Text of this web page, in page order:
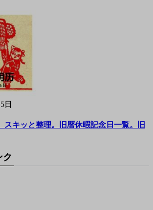
日
スキッと整理。旧暦休暇記念日一覧。旧
ク